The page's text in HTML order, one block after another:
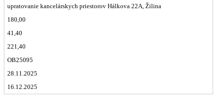
upratovanie kancelárskych priestorov Hálkova 22A, Žilina
180,00
41,40
221,40
OB25095
28.11.2025
16.12.2025